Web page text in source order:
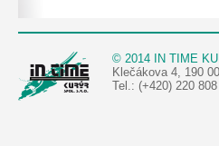
© 2014 IN TIME
Klečákova 4, 190
Tel.: (+420) 220